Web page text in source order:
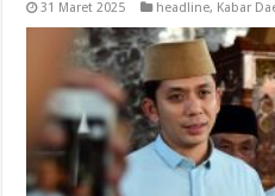
31 Maret 2025 headline, Kabar